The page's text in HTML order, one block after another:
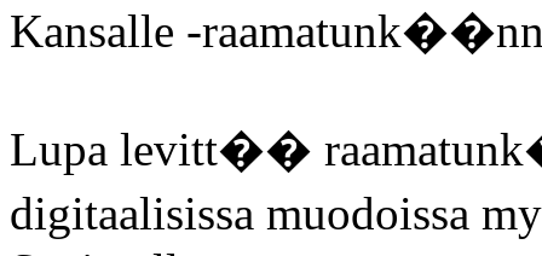
Kansalle -
Lupa levitt��
digitaalisissa muodoissa